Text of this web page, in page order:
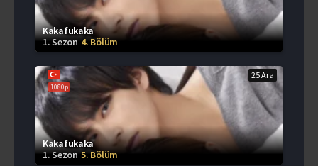
Kakafukaka
1. Sezon4. Bölüm
1080p
25 Ara
Kakafukaka
1. Sezon5. Bölüm